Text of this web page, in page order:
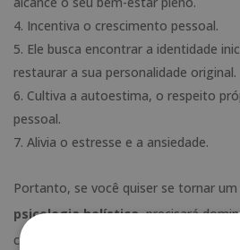
Incentiva o crescimento pessoal.
Ele busca encontrar a identidade
restaurar a sua personalidade original.
Cultiva a autoestima, o respeito
pessoal.
Alivia o estresse e a ansiedade.
Portanto, se você quiser se tornar um
psicologia holística, precisará
conhecê-los a fundo. Pode parecer